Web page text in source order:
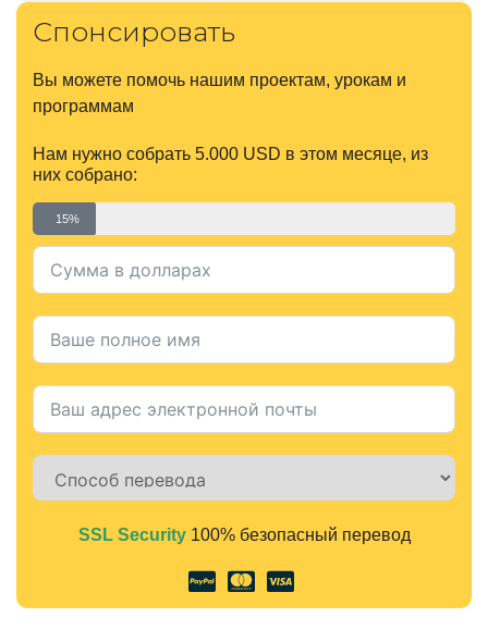
Спонсировать
Вы можете помочь нашим проектам, урокам и
программам
Нам нужно собрать 5.000 USD в этом месяце, из
них собрано:
15%
Alternative:
SSL Security100% безопасный перевод